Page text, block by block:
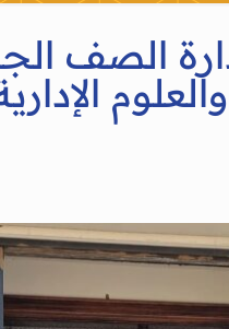
الصف